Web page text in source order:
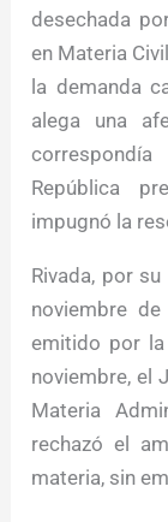
desechada
en Materia
la demanda
alega una
República
impugnó la
Rivada, por
noviembre
emitido por la
noviembre, el
Materia
rechazó el
materia, sin